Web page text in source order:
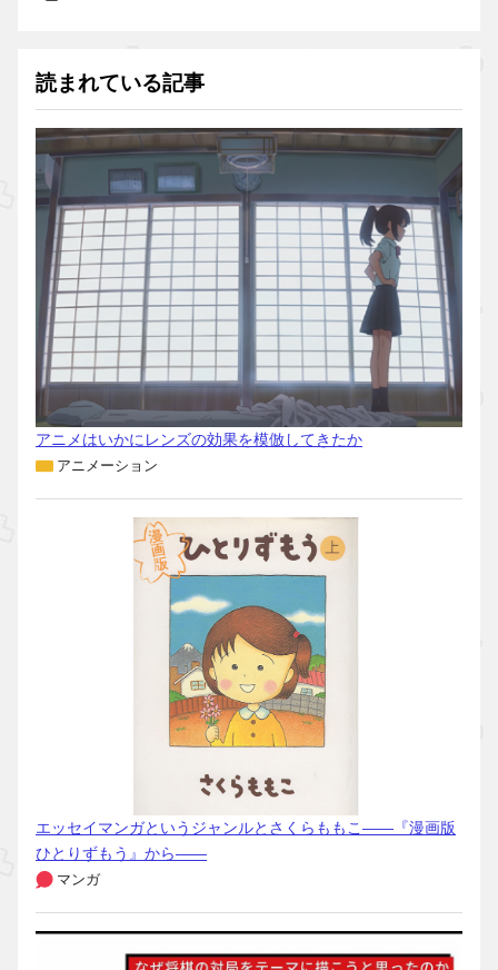
読まれている記事
アニメはいかにレンズの効果を模倣してきたか
アニメーション
エッセイマンガというジャンルとさくらももこ――『漫画版
ひとりずもう』から――
マンガ